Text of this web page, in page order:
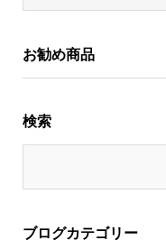
お勧め商品
検索
ブログカテゴリー